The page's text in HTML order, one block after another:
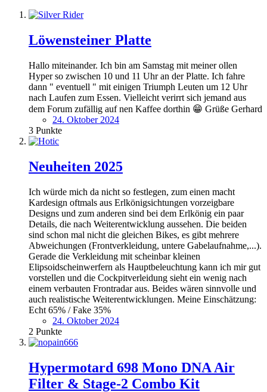
Löwensteiner Platte
Hallo miteinander. Ich bin am Samstag mit meiner ollen
Hyper so zwischen 10 und 11 Uhr an der Platte. Ich fahre
dann " eventuell " mit einigen Triumph Leuten um 12 Uhr
nach Laufen zum Essen. Vielleicht verirrt sich jemand aus
dem Forum zufällig auf nen Kaffee dorthin 😁 Grüße Gerhard
24. Oktober 2024
3 Punkte
Neuheiten 2025
Ich würde mich da nicht so festlegen, zum einen macht
Kardesign oftmals aus Erlkönigsichtungen vorzeigbare
Designs und zum anderen sind bei dem Erlkönig ein paar
Details, die nach Weiterentwicklung aussehen. Die beiden
sind schon mal nicht die gleichen Bikes, es gibt mehrere
Abweichungen (Frontverkleidung, untere Gabelaufnahme,...).
Gerade die Verkleidung mit scheinbar kleinen
Elipsoidscheinwerfern als Hauptbeleuchtung kann ich mir gut
vorstellen und die Cockpitverleidung sieht ein wenig nach
einem verbauten Frontradar aus. Beides wären sinnvolle und
auch realistische Weiterentwicklungen. Meine Einschätzung:
Echt 65% / Fake 35%
24. Oktober 2024
2 Punkte
Hypermotard 698 Mono DNA Air
Filter & Stage-2 Combo Kit